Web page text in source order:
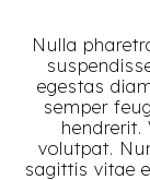
Nulla
egestas
semper
hendrerit.
volutpat.
sagittis vitae